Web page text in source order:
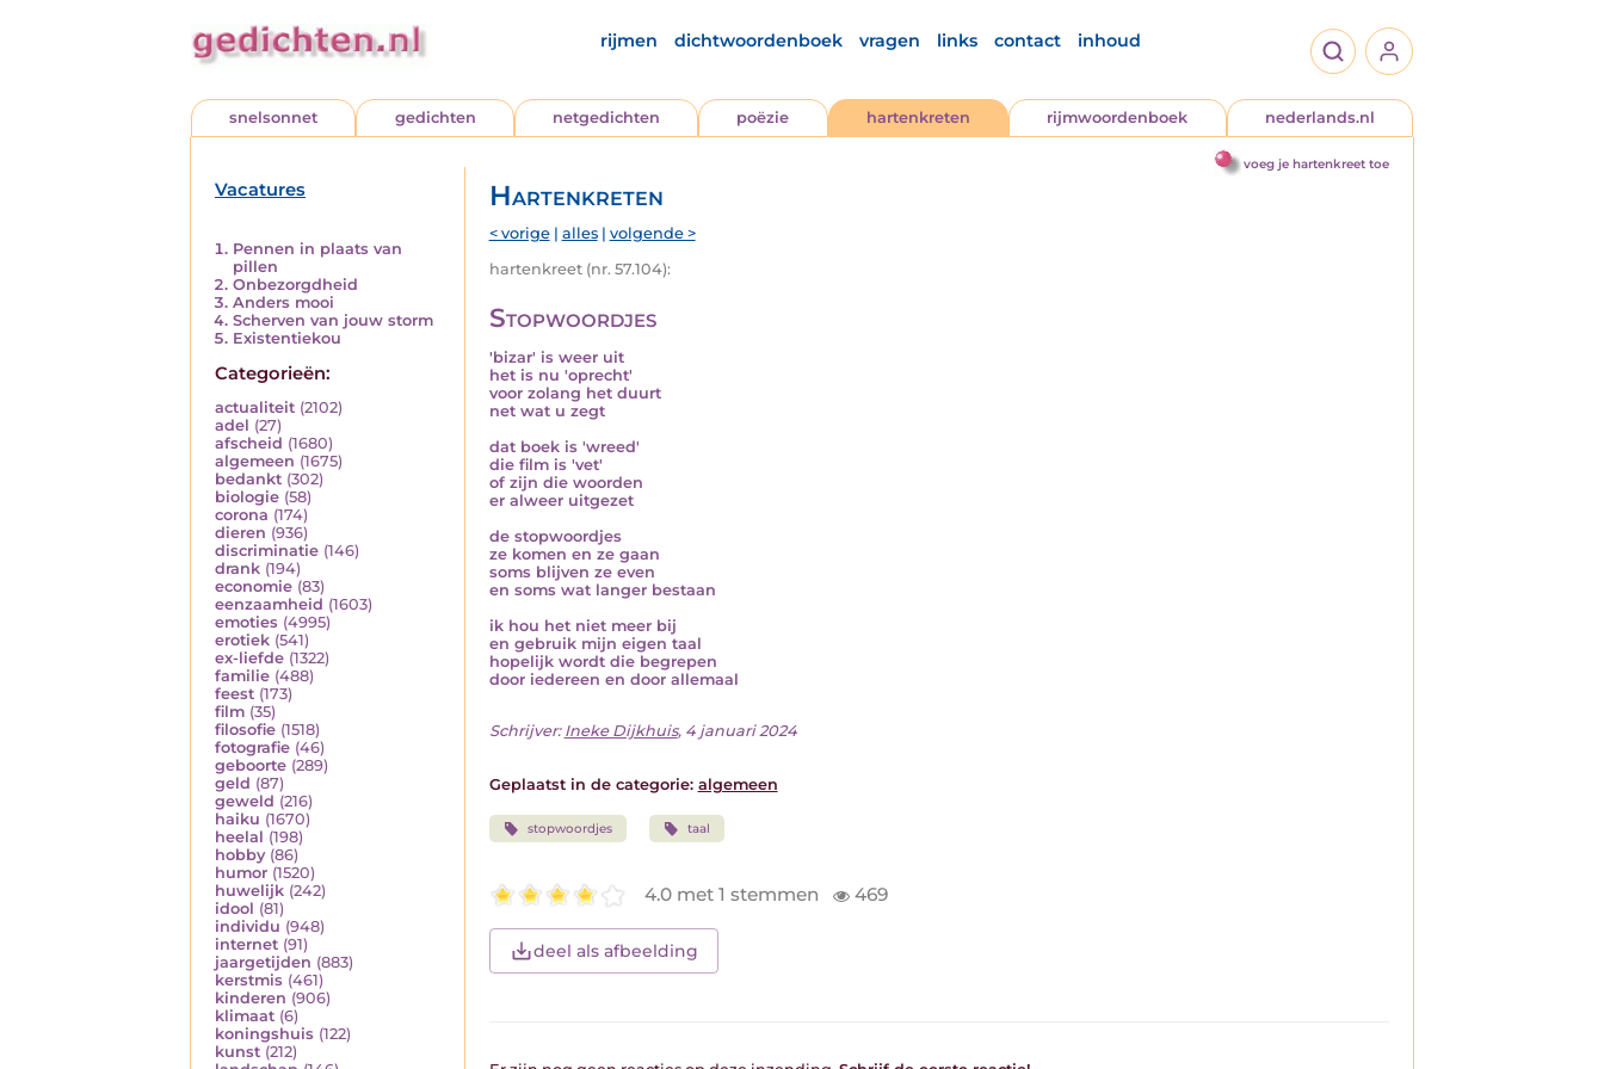
rijmen dichtwoordenboek vragen links contact inhoud
snelsonnet gedichten netgedichten poëzie hartenkreten rijmwoordenboek nederlands.nl
voeg je hartenkreet toe
Vacatures
Pennen in plaats van
pillen
Onbezorgdheid
Anders mooi
Scherven van jouw storm
Existentiekou
Categorieën:
actualiteit (2102)
adel (27)
afscheid (1680)
algemeen (1675)
bedankt (302)
biologie (58)
corona (174)
dieren (936)
discriminatie (146)
drank (194)
economie (83)
eenzaamheid (1603)
emoties (4995)
erotiek (541)
ex-liefde (1322)
familie (488)
feest (173)
film (35)
filosofie (1518)
fotografie (46)
geboorte (289)
geld (87)
geweld (216)
haiku (1670)
heelal (198)
hobby (86)
humor (1520)
huwelijk (242)
idool (81)
individu (948)
internet (91)
jaargetijden (883)
kerstmis (461)
kinderen (906)
klimaat (6)
koningshuis (122)
kunst (212)
Hartenkreten
< vorige| alles| volgende >
hartenkreet (nr. 57.104):
Stopwoordjes
'bizar' is weer uit
het is nu 'oprecht'
voor zolang het duurt
net wat u zegt
dat boek is 'wreed'
die film is 'vet'
of zijn die woorden
er alweer uitgezet
de stopwoordjes
ze komen en ze gaan
soms blijven ze even
en soms wat langer bestaan
ik hou het niet meer bij
en gebruik mijn eigen taal
hopelijk wordt die begrepen
door iedereen en door allemaal
Schrijver: Ineke Dijkhuis, 4 januari 2024
Geplaatst in de categorie: algemeen
stopwoordjes taal
4.0 met 1 stemmen 469
deel als afbeelding